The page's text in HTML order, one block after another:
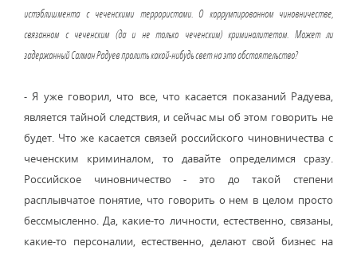
истэблишмента с чеченскими террористами. О коррумпированном чиновничестве,
связанном с чеченским (да и не только чеченским) криминалитетом. Может ли
задержанный Салман Радуев пролить какой-нибудь свет на это обстоятельство?
- Я уже говорил, что все, что касается показаний Радуева,
является тайной следствия, и сейчас мы об этом говорить не
будет. Что же касается связей российского чиновничества с
чеченским криминалом, то давайте определимся сразу.
Российское чиновничество - это до такой степени
расплывчатое понятие, что говорить о нем в целом просто
бессмысленно. Да, какие-то личности, естественно, связаны,
какие-то персоналии, естественно, делают свой бизнес на